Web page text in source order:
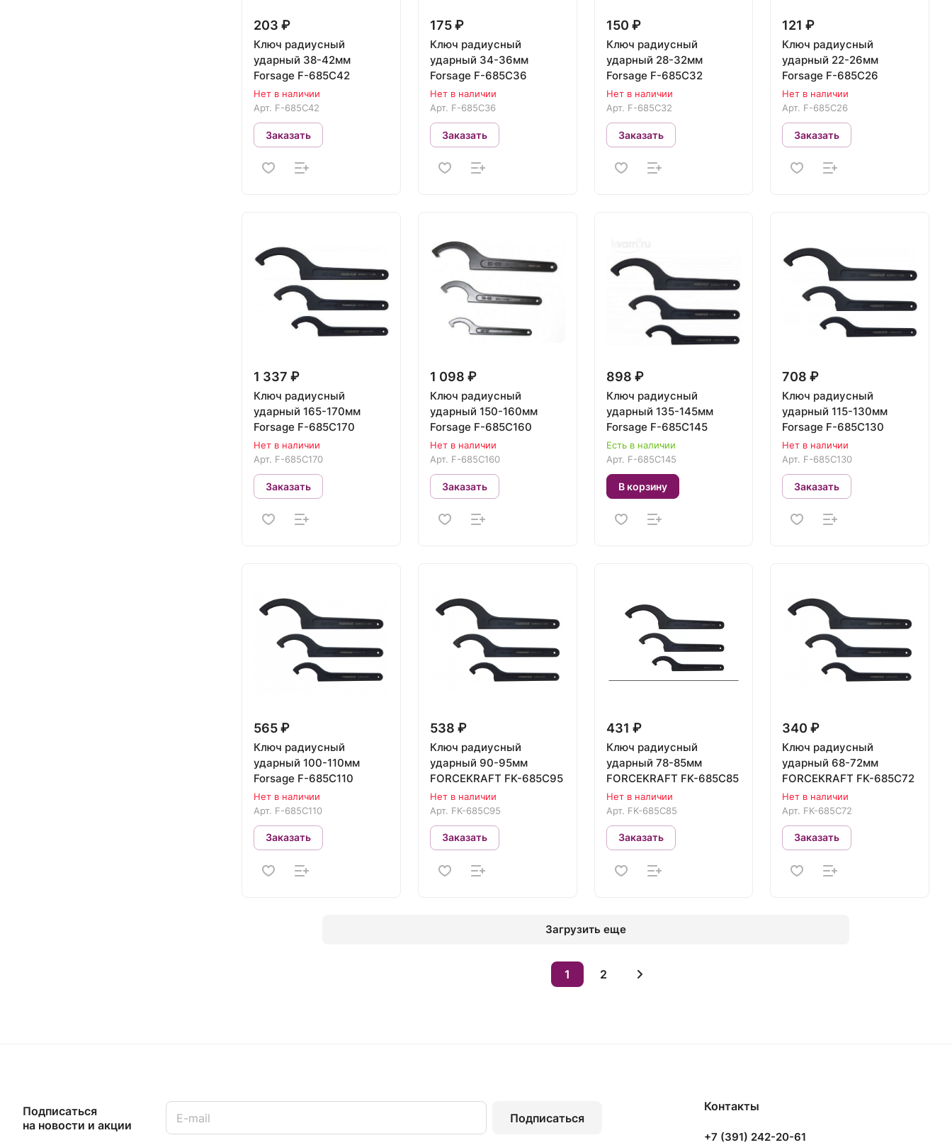
203 ₽
Ключ радиусный
ударный 38-42мм
Forsage F-685C42
Нет в наличии
Арт. F-685C42
Заказать
175 ₽
Ключ радиусный
ударный 34-36мм
Forsage F-685C36
Нет в наличии
Арт. F-685C36
Заказать
150 ₽
Ключ радиусный
ударный 28-32мм
Forsage F-685C32
Нет в наличии
Арт. F-685C32
Заказать
121 ₽
Ключ радиусный
ударный 22-26мм
Forsage F-685C26
Нет в наличии
Арт. F-685C26
Заказать
1 337 ₽
Ключ радиусный
ударный 165-170мм
Forsage F-685C170
Нет в наличии
Арт. F-685C170
Заказать
1 098 ₽
Ключ радиусный
ударный 150-160мм
Forsage F-685C160
Нет в наличии
Арт. F-685C160
Заказать
898 ₽
Ключ радиусный
ударный 135-145мм
Forsage F-685C145
Есть в наличии
Арт. F-685C145
В корзину
708 ₽
Ключ радиусный
ударный 115-130мм
Forsage F-685C130
Нет в наличии
Арт. F-685C130
Заказать
565 ₽
Ключ радиусный
ударный 100-110мм
Forsage F-685C110
Нет в наличии
Арт. F-685C110
Заказать
538 ₽
Ключ радиусный
ударный 90-95мм
FORCEKRAFT FK-685C95
Нет в наличии
Арт. FK-685C95
Заказать
431 ₽
Ключ радиусный
ударный 78-85мм
FORCEKRAFT FK-685C85
Нет в наличии
Арт. FK-685C85
Заказать
340 ₽
Ключ радиусный
ударный 68-72мм
FORCEKRAFT FK-685C72
Нет в наличии
Арт. FK-685C72
Заказать
Загрузить еще
1 2
Подписаться
на новости и акции
Подписаться
Контакты
+7 (391) 242-20-61